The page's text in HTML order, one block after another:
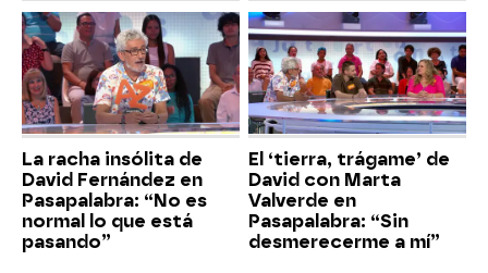
La racha insólita de
David Fernández en
Pasapalabra: “No es
normal lo que está
pasando”
El ‘tierra, trágame’ de
David con Marta
Valverde en
Pasapalabra: “Sin
desmerecerme a mí”